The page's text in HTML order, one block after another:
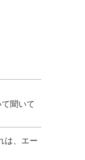
聞いて
は、エー